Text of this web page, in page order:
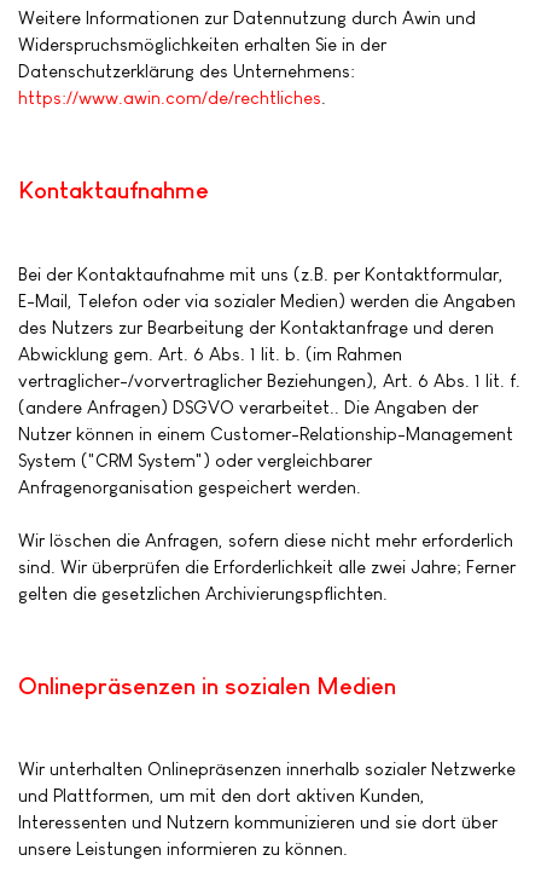
Weitere Informationen zur Datennutzung durch Awin und
Widerspruchsmöglichkeiten erhalten Sie in der
Datenschutzerklärung des Unternehmens:
https://www.awin.com/de/rechtliches
Kontaktaufnahme
Bei der Kontaktaufnahme mit uns (z.B. per Kontaktformular,
E-Mail, Telefon oder via sozialer Medien) werden die Angaben
des Nutzers zur Bearbeitung der Kontaktanfrage und deren
Abwicklung gem. Art. 6 Abs. 1 lit. b. (im Rahmen
vertraglicher-/vorvertraglicher Beziehungen), Art. 6 Abs. 1 lit. f.
(andere Anfragen) DSGVO verarbeitet.. Die Angaben der
Nutzer können in einem Customer-Relationship-Management
System ("CRM System") oder vergleichbarer
Anfragenorganisation gespeichert werden.
Wir löschen die Anfragen, sofern diese nicht mehr erforderlich
sind. Wir überprüfen die Erforderlichkeit alle zwei Jahre; Ferner
gelten die gesetzlichen Archivierungspflichten.
Onlinepräsenzen in sozialen Medien
Wir unterhalten Onlinepräsenzen innerhalb sozialer Netzwerke
und Plattformen, um mit den dort aktiven Kunden,
Interessenten und Nutzern kommunizieren und sie dort über
unsere Leistungen informieren zu können.